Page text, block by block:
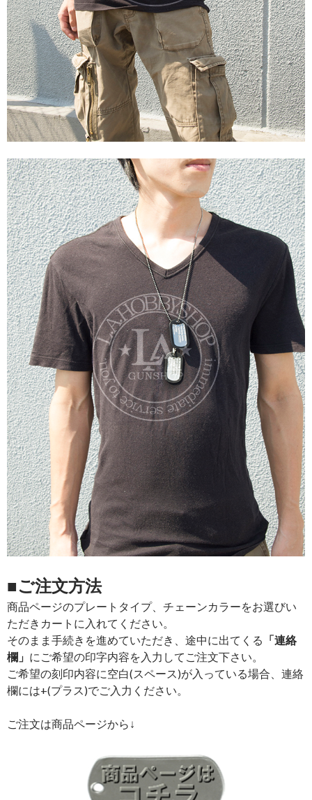
■ご注文方法
商品ページのプレートタイプ、チェーンカラーをお選びい
ただきカートに入れてください。
そのまま手続きを進めていただき、途中に出てくる 「連絡
欄」 にご希望の印字内容を入力してご注文下さい。
ご希望の刻印内容に空白(スペース)が入っている場合、連絡
欄には+(プラス)でご入力ください。
ご注文は商品ページから↓